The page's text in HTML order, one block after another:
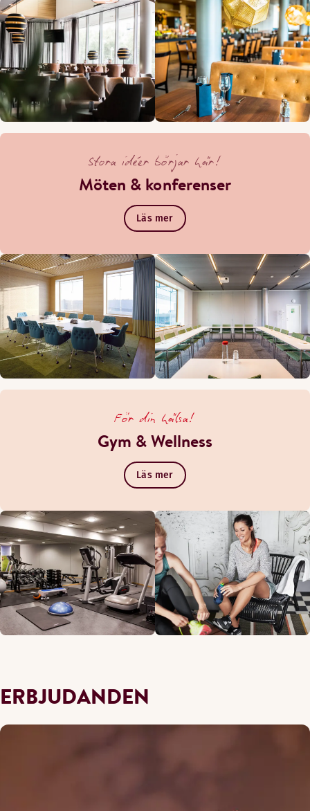
Stora idéer börjar här!
Möten & konferenser
Läs mer
För din hälsa!
Gym & Wellness
Läs mer
ERBJUDANDEN